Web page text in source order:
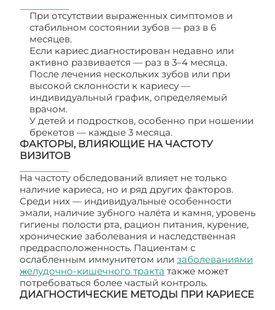
При отсутствии выраженных симптомов и
стабильном состоянии зубов — раз в 6
месяцев.
Если кариес диагностирован недавно или
активно развивается — раз в 3–4 месяца.
После лечения нескольких зубов или при
высокой склонности к кариесу —
индивидуальный график, определяемый
врачом.
У детей и подростков, особенно при ношении
брекетов — каждые 3 месяца.
ФАКТОРЫ, ВЛИЯЮЩИЕ НА ЧАСТОТУ
ВИЗИТОВ
На частоту обследований влияет не только
наличие кариеса, но и ряд других факторов.
Среди них — индивидуальные особенности
эмали, наличие зубного налёта и камня, уровень
гигиены полости рта, рацион питания, курение,
хронические заболевания и наследственная
предрасположенность. Пациентам с
ослабленным иммунитетом или заболеваниями
желудочно-кишечного тракта также может
потребоваться более частый контроль.
ДИАГНОСТИЧЕСКИЕ МЕТОДЫ ПРИ КАРИЕСЕ